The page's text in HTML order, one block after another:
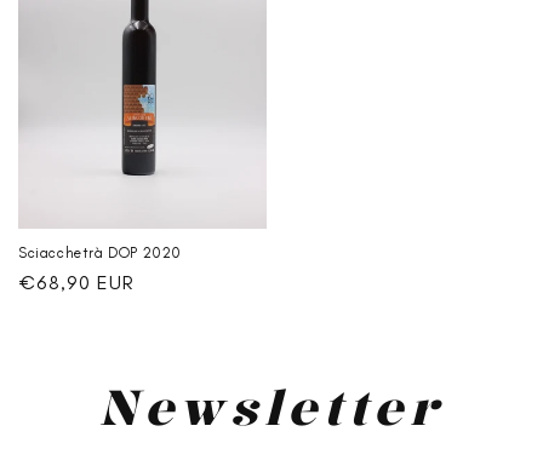
Sciacchetrà DOP 2020
Normaler
€68,90 EUR
Newsletter